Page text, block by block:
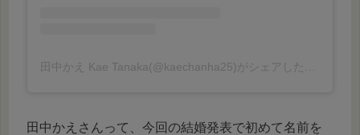
田中かえさんって、今回の結婚発表で初めて名前を